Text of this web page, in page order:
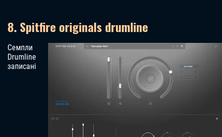
8. Spitfire originals drumline
Семпли
Drumline
записані